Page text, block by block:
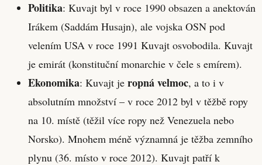
Politika: Kuvajt byl v roce 1990 obsazen a anektován
Irákem (Saddám Husajn), ale vojska OSN pod
velením USA v roce 1991 Kuvajt osvobodila. Kuvajt
je emirát (konstituční monarchie v čele s emírem).
Ekonomika: Kuvajt je ropná velmoc, a to i v
absolutním množství – v roce 2012 byl v těžbě ropy
na 10. místě (těžil více ropy než Venezuela nebo
Norsko). Mnohem méně významná je těžba zemního
plynu (36. místo v roce 2012). Kuvajt patří k